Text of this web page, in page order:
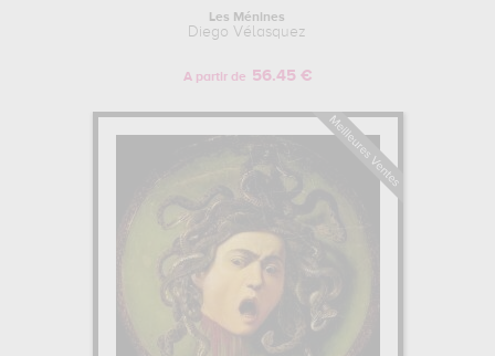
Les Ménines
Diego Vélasquez
A partir de 56.45 €